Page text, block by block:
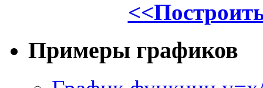
Примеры графиков